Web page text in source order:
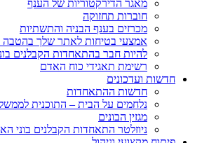
מאגר הדירקטוריות של הענף
חוברות תחזוקה
מכרזים בענף הבניה והתשתיות
אמצעי בטיחות לאתר שלך בהטבה
להיות חבר בהתאחדות הקבלנים
רשימת תאגידי כוח האדם
חדשות ועדכונים
חדשות ההתאחדות
נלחמים על הבית – התוכנית
מגזין הבונים
ניוזלטר התאחדות הקבלנים בוני